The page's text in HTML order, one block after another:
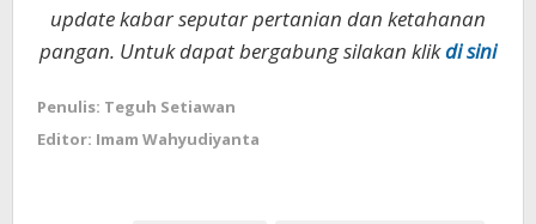
update kabar seputar pertanian dan ketahanan
pangan. Untuk dapat bergabung silakan klikdi sini
Penulis: Teguh Setiawan
Editor: Imam Wahyudiyanta